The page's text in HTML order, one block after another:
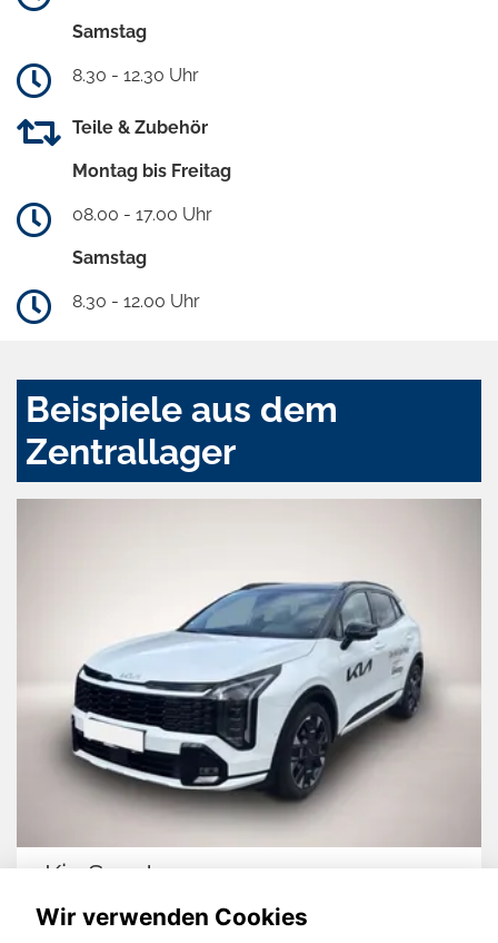
Samstag
8.30 - 12.30 Uhr
Teile & Zubehör
Montag bis Freitag
08.00 - 17.00 Uhr
Samstag
8.30 - 12.00 Uhr
Beispiele aus dem
Zentrallager
Kia Sportage
Wir verwenden Cookies